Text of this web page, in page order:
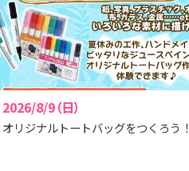
2026/8/9（日）
オリジナルトートバッグをつくろう！